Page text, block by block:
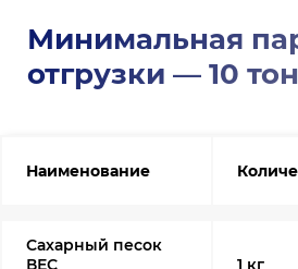
Минимальная
отгрузки — 10
Наименование
Сахарный песок
ВЕС
1 кг